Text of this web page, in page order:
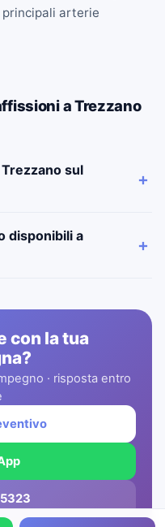
arterie
a Trezzano
sul
disponibili a
con la tua
· risposta entro